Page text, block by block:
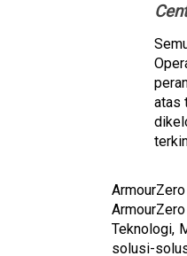
atas
Teknologi,